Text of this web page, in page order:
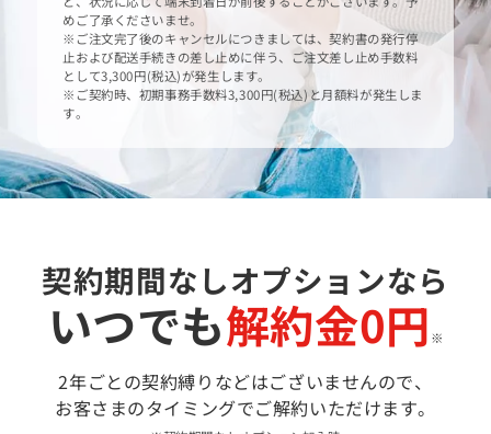
めご了承くださいませ。
※ご注文完了後のキャンセルにつきましては、契約書の発行停
止および配送手続きの差し止めに伴う、ご注文差し止め手数料
として3,300円(税込)が発生します。
※ご契約時、初期事務手数料3,300円(税込)と月額料が発生しま
す。
契約期間なしオプションなら
いつでも解約金0円 ※
2年ごとの契約縛りなどはございませんので、
お客さまのタイミングでご解約いただけます。